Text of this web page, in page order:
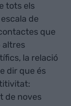
tots els
de
que
altres
la relació
dir que és
de noves